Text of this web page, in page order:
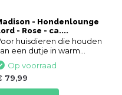
- Hondenlounge
- Rose - ca....
huisdieren die houden
een dutje in warm...
Op voorraad
79,99